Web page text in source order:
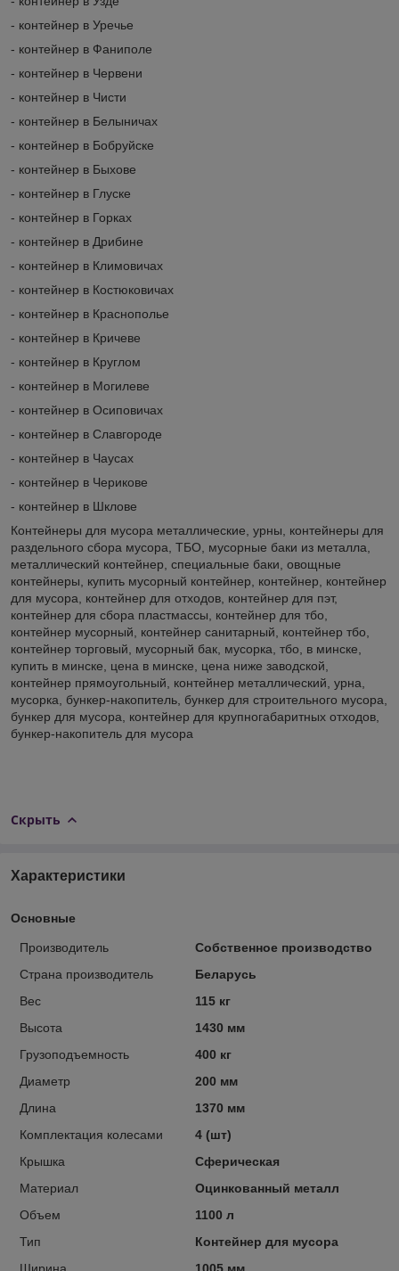
- контейнер в Уречье
- контейнер в Фаниполе
- контейнер в Червени
- контейнер в Чисти
- контейнер в Белыничах
- контейнер в Бобруйске
- контейнер в Быхове
- контейнер в Глуске
- контейнер в Горках
- контейнер в Дрибине
- контейнер в Климовичах
- контейнер в Костюковичах
- контейнер в Краснополье
- контейнер в Кричеве
- контейнер в Круглом
- контейнер в Могилеве
- контейнер в Осиповичах
- контейнер в Славгороде
- контейнер в Чаусах
- контейнер в Черикове
- контейнер в Шклове
Контейнеры для мусора металлические, урны, контейнеры для
раздельного сбора мусора, ТБО, мусорные баки из металла,
металлический контейнер, специальные баки, овощные
контейнеры, купить мусорный контейнер, контейнер, контейнер
для мусора, контейнер для отходов, контейнер для пэт,
контейнер для сбора пластмассы, контейнер для тбо,
контейнер мусорный, контейнер санитарный, контейнер тбо,
контейнер торговый, мусорный бак, мусорка, тбо, в минске,
купить в минске, цена в минске, цена ниже заводской,
контейнер прямоугольный, контейнер металлический, урна,
мусорка, бункер-накопитель, бункер для строительного мусора,
бункер для мусора, контейнер для крупногабаритных отходов,
бункер-накопитель для мусора
Скрыть
Характеристики
Основные
Производитель
Собственное производство
Страна производитель
Беларусь
Вес
115 кг
Высота
1430 мм
Грузоподъемность
400 кг
Диаметр
200 мм
Длина
1370 мм
Комплектация колесами
4 (шт)
Крышка
Сферическая
Материал
Оцинкованный металл
Объем
1100 л
Тип
Контейнер для мусора